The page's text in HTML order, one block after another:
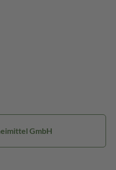
GmbH